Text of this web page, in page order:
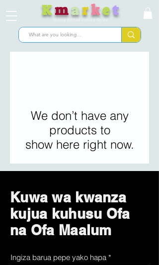
Kmarket
Nunua bidhaa kutoka Korea
We don’t have any
products to
show here right now.
Kuwa wa kwanza
kujua kuhusu Ofa
na Ofa Maalum